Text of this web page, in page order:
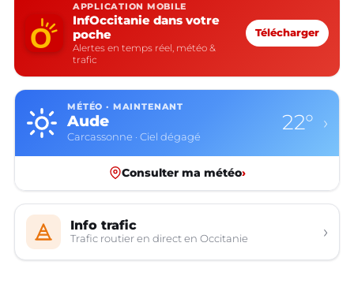
APPLICATION MOBILE
InfOccitanie dans votre
poche
Alertes en temps réel, météo &
trafic
Télécharger
MÉTÉO · MAINTENANT
Aude
Carcassonne · Ciel dégagé
22° ›
Consulter ma météo›
Info trafic
Trafic routier en direct en Occitanie ›